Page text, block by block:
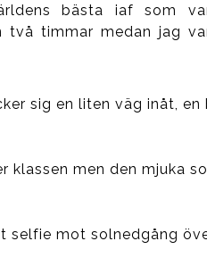
bästa iaf som
två timmar medan jag
sig en liten väg inåt,
klassen men den mjuka
selfie mot solnedgång